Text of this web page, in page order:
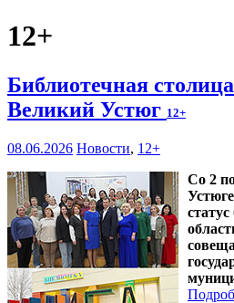
12+
Библиотечная
Великий Устюг 12+
08.06.2026 Новости, 12+
Со 2